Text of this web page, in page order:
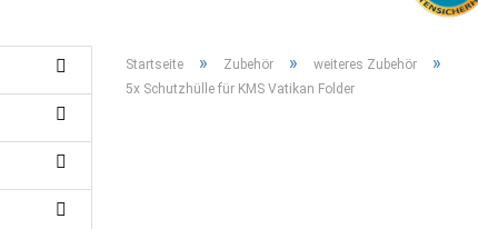
Startseite » Zubehör » weiteres Zubehör »
5x Schutzhülle für KMS Vatikan Folder